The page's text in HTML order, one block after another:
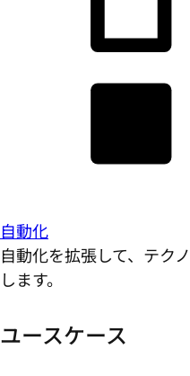
自動化
自動化を拡張して、テク
します。
ユースケース